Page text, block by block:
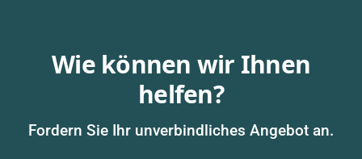
Wie können wir Ihnen
helfen?
Fordern Sie Ihr unverbindliches Angebot an.